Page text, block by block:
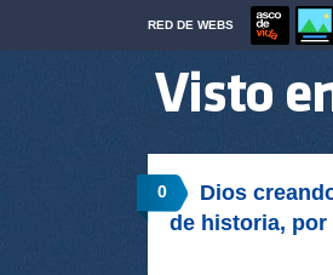
RED DE WEBS
0
Dios
de historia, por